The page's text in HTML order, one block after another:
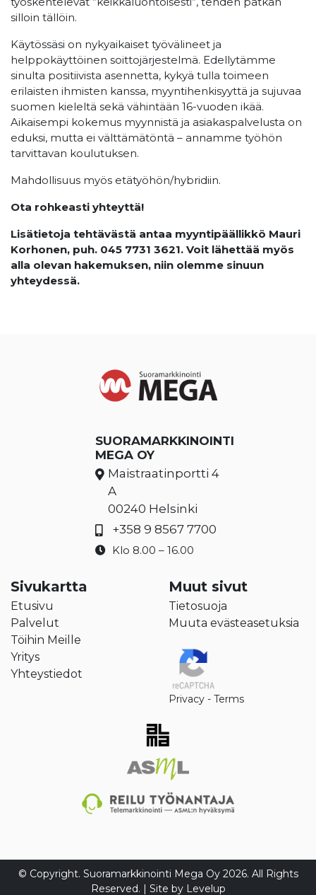
silloin tällöin.
Käytössäsi on nykyaikaiset työvälineet ja
helppokäyttöinen soittojärjestelmä. Edellytämme
sinulta positiivista asennetta, kykyä tulla toimeen
erilaisten ihmisten kanssa, myyntihenkisyyttä ja sujuvaa
suomen kieleltä sekä vähintään 16-vuoden ikää.
Aikaisempi kokemus myynnistä ja asiakaspalvelusta on
eduksi, mutta ei välttämätöntä – annamme työhön
tarvittavan koulutuksen.
Mahdollisuus myös etätyöhön/hybridiin.
Ota rohkeasti yhteyttä!
Lisätietoja tehtävästä antaa myyntipäällikkö Mauri
Korhonen, puh. 045 7731 3621. Voit lähettää myös
alla olevan hakemuksen, niin olemme sinuun
yhteydessä.
SUORAMARKKINOINTI
MEGA OY
Maistraatinportti 4
A
00240 Helsinki
+358 9 8567 7700
Klo 8.00 – 16.00
Sivukartta
Etusivu
Palvelut
Töihin Meille
Yritys
Yhteystiedot
Muut sivut
Tietosuoja
Muuta evästeasetuksia
Privacy - Terms
© Copyright. Suoramarkkinointi Mega Oy 2026. All Rights
Reserved. | Site by Levelup